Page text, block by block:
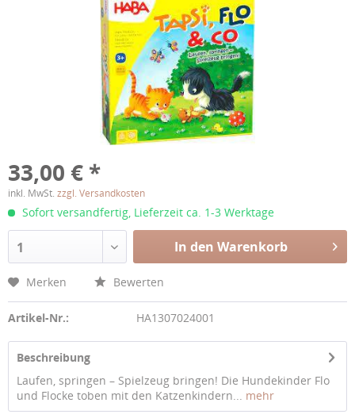
33,00 € *
inkl. MwSt. zzgl. Versandkosten
Sofort versandfertig, Lieferzeit ca. 1-3 Werktage
1 In den Warenkorb
Merken Bewerten
Artikel-Nr.: HA1307024001
Beschreibung
Laufen, springen – Spielzeug bringen! Die Hundekinder Flo
und Flocke toben mit den Katzenkindern... mehr